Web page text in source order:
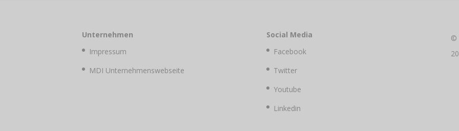
Unternehmen
Impressum
MDI Unternehmenswebseite
Social Media
Facebook
Twitter
Youtube
Linkedin
©